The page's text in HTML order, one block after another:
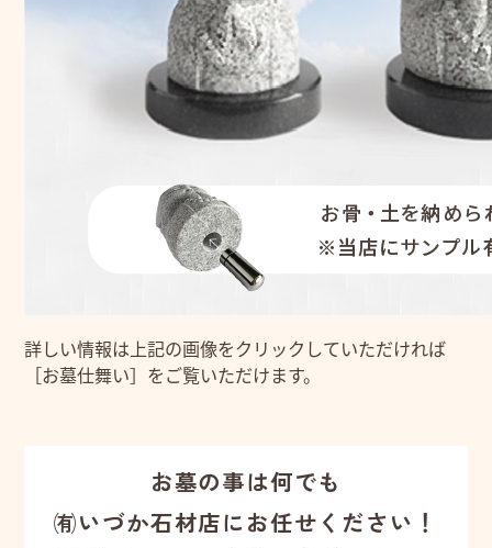
詳しい情報は上記の画像をクリックしていただければ
［お墓仕舞い］をご覧いただけます。
お墓の事は何でも
㈲いづか石材店にお任せください！